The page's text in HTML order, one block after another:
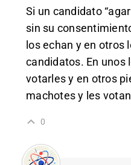
Si un candidato
sin su
los echan y en otros
candidatos. En unos
votarles y en otros
machotes y les
0